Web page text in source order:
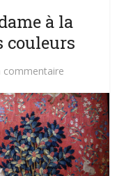
à la
couleurs
commentaire